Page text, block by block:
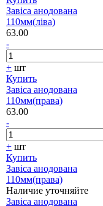
Завіса анодована
110мм(ліва)
63.00
-
+ шт
Купить
Завіса анодована
110мм(права)
63.00
-
+ шт
Купить
Завіса анодована
110мм(права)
Наличие уточняйте
Завіса анодована